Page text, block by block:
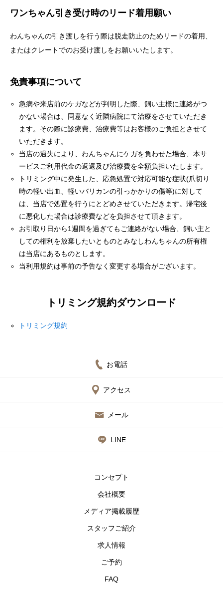
ワンちゃん引き受け時のリード着用願い
わんちゃんの引き渡しを行う際は脱走防止のためリードの着用、
またはクレートでのお受け渡しをお願いいたします。
免責事項について
急病や来店前のケガなどが判明した際、飼い主様に連絡がつ
かない場合は、同意なく近隣病院にて治療をさせていただき
ます。その際に診療費、治療費等はお客様のご負担とさせて
いただきます。
当店の過失により、わんちゃんにケガを負わせた場合、本サ
ービスご利用代金の返還及び治療費を全額負担いたします。
トリミング中に発生した、応急処置で対応可能な症状(爪切り
時の軽い出血、軽いバリカンの引っかかりの傷等)に対して
は、当店で処置を行うにとどめさせていただきます。帰宅後
に悪化した場合は診療費などを負担させて頂きます。
お引取り日から1週間を過ぎてもご連絡がない場合、飼い主と
しての権利を放棄したいとものとみなしわんちゃんの所有権
は当店にあるものとします。
当利用規約は事前の予告なく変更する場合がございます。
トリミング規約ダウンロード
トリミング規約
お電話
アクセス
メール
LINE
コンセプト
会社概要
メディア掲載履歴
スタッフご紹介
求人情報
ご予約
FAQ